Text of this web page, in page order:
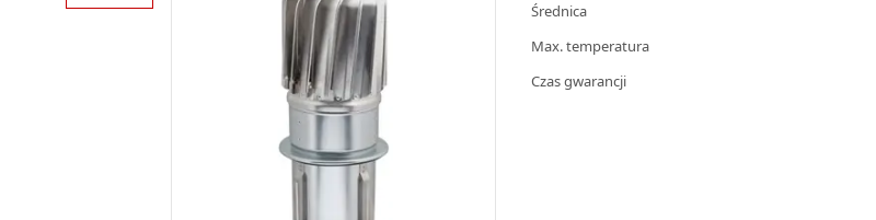
Średnica
Max. temperatura
Czas gwarancji